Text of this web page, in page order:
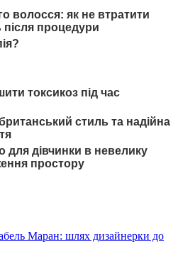
волосся: як не втратити
після процедури
токсикоз під час
стиль та надійна
для дівчинки в невелику
простору
Маран: шлях дизайнерки до